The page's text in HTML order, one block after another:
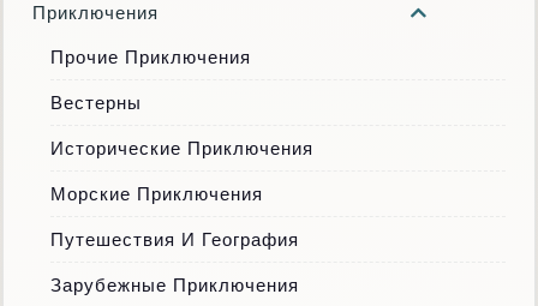
Приключения
Прочие Приключения
Вестерны
Исторические Приключения
Морские Приключения
Путешествия И География
Зарубежные Приключения